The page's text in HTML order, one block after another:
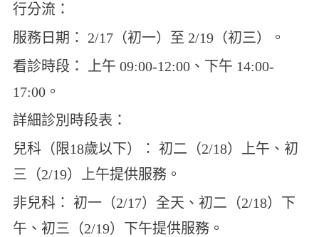
行分流：
服務日期： 2/17（初一）至 2/19（初三）。
看診時段： 上午 09:00-12:00、下午 14:00-
17:00。
詳細診別時段表：
兒科（限18歲以下）： 初二（2/18）上午、初
三（2/19）上午提供服務。
非兒科： 初一（2/17）全天、初二（2/18）下
午、初三（2/19）下午提供服務。